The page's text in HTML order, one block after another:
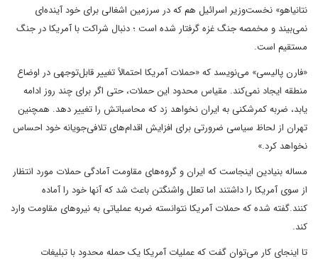
نتانیاهو» نخست‌وزیر اسرائیل هم که در سرزمین اشغالی برای خود آینده‌ای
نمی‌بیند و مخمصه جنگ غزه گرفتار شده است ؛ دنبال شراکت با آمریکا در جنگ
مستقیم است.
«فارن پالیسی» می‌نویسد که «حملات آمریکا احتمالاً تغییر قابل‌توجهی در اوضاع
منطقه ایجاد نمی‌کند. مقیاس محدود این حملات، حتی اگر برای چند روز ادامه
یابد، ضربه کمرشکنی به ایران نخواهد زد که محاسباتش را تغییر دهد. همچنین
تهران از لحاظ سیاسی ضرورتی برای افزایش اقدام‌های تلافی‌جویانه خود احساس
نخواهد کرد.»
مساله بنیادین اینجاست که ایران و گروه‌های مقاومت آمادگی حملات مورد انتظار
از سوی آمریکا را داشتند اما تعلل واشنگتن باعث شد که آنها خود را آماده
کنند.گفته شده که حملات آمریکا نتوانسته ضربه عملیاتی به نیروهای مقاومت وارد
کند.
تا اینجای کار می‌توان گفت که عملیات آمریکا یک حمله محدود با تبلیغات